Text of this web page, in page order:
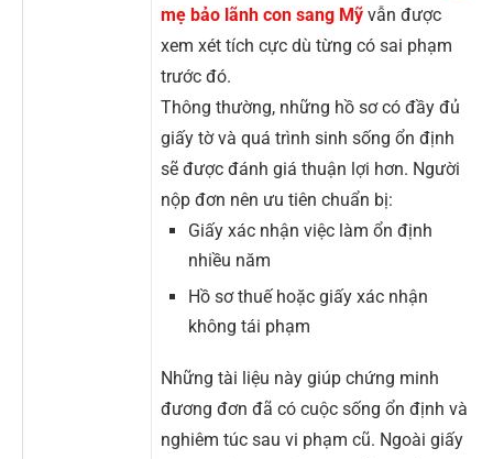
mẹ bảo lãnh con sang Mỹ vẫn được
xem xét tích cực dù từng có sai phạm
trước đó.
Thông thường, những hồ sơ có đầy đủ
giấy tờ và quá trình sinh sống ổn định
sẽ được đánh giá thuận lợi hơn. Người
nộp đơn nên ưu tiên chuẩn bị:
Giấy xác nhận việc làm ổn định
nhiều năm
Hồ sơ thuế hoặc giấy xác nhận
không tái phạm
Những tài liệu này giúp chứng minh
đương đơn đã có cuộc sống ổn định và
nghiêm túc sau vi phạm cũ. Ngoài giấy